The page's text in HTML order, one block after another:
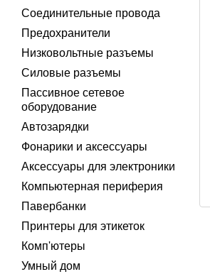
Соединительные провода
Предохранители
Низковольтные разъемы
Силовые разъемы
Пассивное сетевое
оборудование
Автозарядки
Фонарики и аксессуары
Аксессуары для электроники
Компьютерная периферия
Павербанки
Принтеры для этикеток
Комп'ютеры
Умный дом